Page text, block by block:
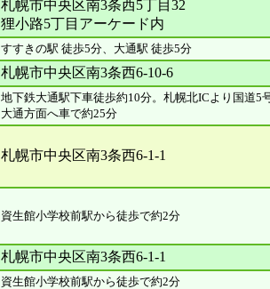
札幌市中央区南3条西5丁目32
狸小路5丁目アーケード内
すすきの駅 徒歩5分、大通駅 徒歩5分
札幌市中央区南3条西6-10-6
地下鉄大通駅下車徒歩約10分。札幌北ICより国道5
大通方面へ車で約25分
札幌市中央区南3条西6-1-1
資生館小学校前駅から徒歩で約2分
札幌市中央区南3条西6-1-1
資生館小学校前駅から徒歩で約2分